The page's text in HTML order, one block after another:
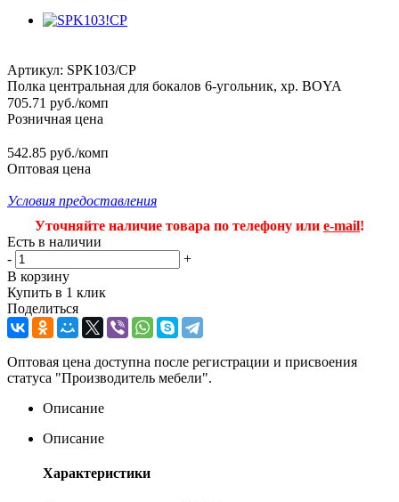
Артикул: SPK103/CP
Полка центральная для бокалов 6-угольник, хр. BOYA
705.71 руб./комп
Розничная цена
542.85 руб./комп
Оптовая цена
Условия предоставления
Уточняйте наличие товара по телефону или e-mail!
Есть в наличии
-
+
В корзину
Купить в 1 клик
Поделиться
Оптовая цена доступна после регистрации и присвоения
статуса "Производитель мебели".
Описание
Описание
Характеристики